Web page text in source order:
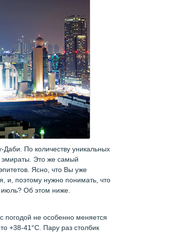
Даби. По количеству уникальных
эмираты. Это же самый
Ясно, что Вы уже
и, поэтому нужно понимать, что
июль? Об этом ниже.
погодой не особенно меняется
+38-41°С. Пару раз столбик